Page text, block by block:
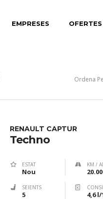
EMPRESES
Ordena
RENAULT CAPTUR
Techno
ESTAT
Nou
KM /
SEIENTS
5 4,6